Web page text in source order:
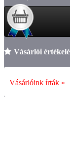
Vásárlói
Vásárlóink írták »